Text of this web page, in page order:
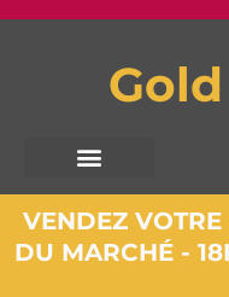
VENDEZ
DU MARCHÉ -